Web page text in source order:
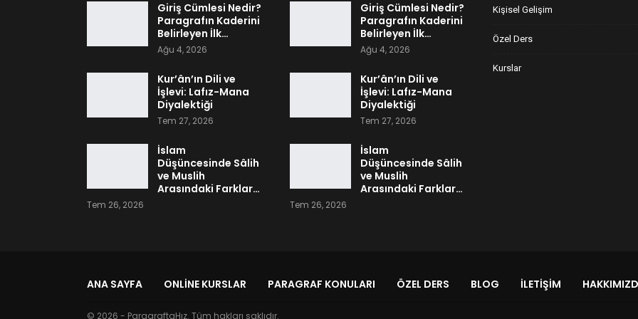
Giriş Cümlesi Nedir?
Paragrafın Kaderini
Belirleyen İlk…
Ağu 4, 2026
Kur’ân’ın Dili ve
İşlevi: Lafız-Mana
Diyalektiği
Tem 27, 2026
İslam
Düşüncesinde Sâlih
ve Muslih
Arasındaki Farklar…
Tem 26, 2026
Giriş Cümlesi Nedir?
Paragrafın Kaderini
Belirleyen İlk…
Ağu 4, 2026
Kur’ân’ın Dili ve
İşlevi: Lafız-Mana
Diyalektiği
Tem 27, 2026
İslam
Düşüncesinde Sâlih
ve Muslih
Arasındaki Farklar…
Tem 26, 2026
Kişisel Gelişim
Özel Ders
Kurslar
ANA SAYFA ONLINE KURSLAR PARAGRAF KONULARI ÖZEL DERS BLOG İLETIŞIM
© 2026 - ParagraftaHız. Tüm hakları saklıdır.